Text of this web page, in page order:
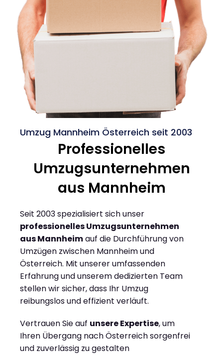
Umzug Mannheim Österreich seit 2003
Professionelles
Umzugsunternehmen
aus Mannheim
Seit 2003 spezialisiert sich unser
professionelles Umzugsunternehmen
aus Mannheimauf die Durchführung von
Umzügen zwischen Mannheim und
Österreich. Mit unserer umfassenden
Erfahrung und unserem dedizierten Team
stellen wir sicher, dass Ihr Umzug
reibungslos und effizient verläuft.
Vertrauen Sie auf unsere Expertise, um
Ihren Übergang nach Österreich sorgenfrei
und zuverlässig zu gestalten